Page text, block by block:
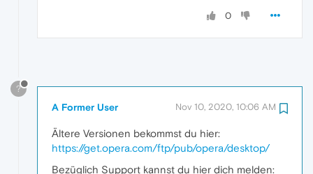
0
?
A Former User Nov 10, 2020, 10:06 AM
Ältere Versionen bekommst du hier:
https://get.opera.com/ftp/pub/opera/desktop/
Bezüglich Support kannst du hier dich melden: